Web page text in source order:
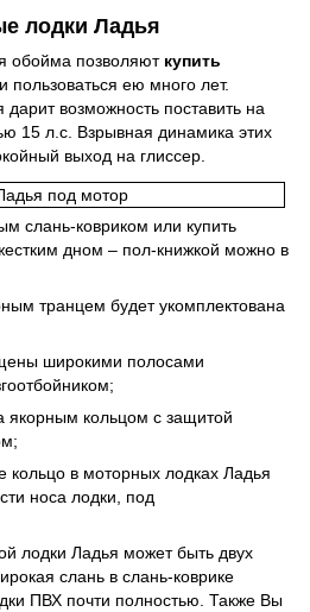
лодки Ладья
обойма позволяют купить
и пользоваться ею много лет.
возможность поставить на
15 л.с. Взрывная динамика этих
выход на глиссер.
слань-ковриком или купить
дном – пол-книжкой можно в
транцем будет укомплектована
широкими полосами
якорным кольцом с защитой
кольцо в моторных лодках Ладья
носа лодки, под
лодки Ладья может быть двух
слань в слань-коврике
ПВХ почти полностью. Также Вы